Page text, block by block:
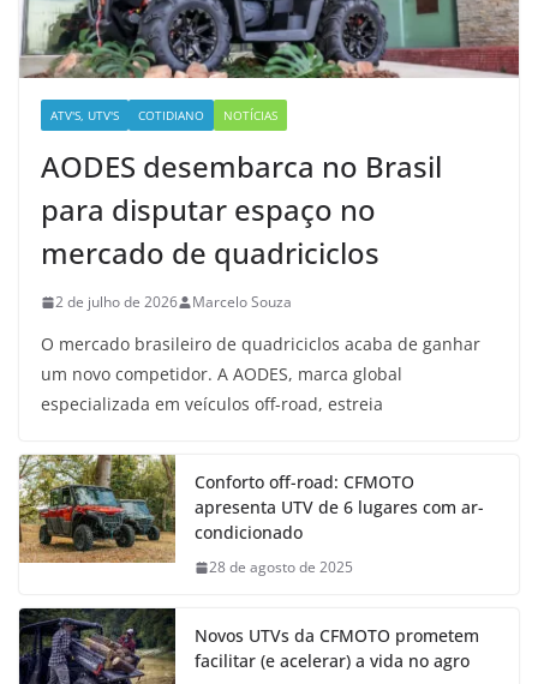
ATV'S, UTV'S COTIDIANO NOTÍCIAS
AODES desembarca no Brasil
para disputar espaço no
mercado de quadriciclos
2 de julho de 2026 Marcelo Souza
O mercado brasileiro de quadriciclos acaba de ganhar
um novo competidor. A AODES, marca global
especializada em veículos off-road, estreia
Conforto off-road: CFMOTO
apresenta UTV de 6 lugares com ar-
condicionado
28 de agosto de 2025
Novos UTVs da CFMOTO prometem
facilitar (e acelerar) a vida no agro